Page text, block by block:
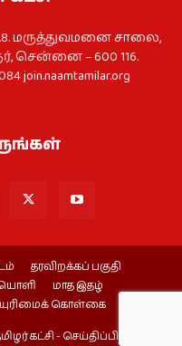
மருத்துவமனை சாலை,
சென்னை – 600 116.
join.naamtamilar.org
தரவிறக்கப் பகுதி
மாத இதழ்
கொள்கை
கட்சி - செய்திப்பிரிவு